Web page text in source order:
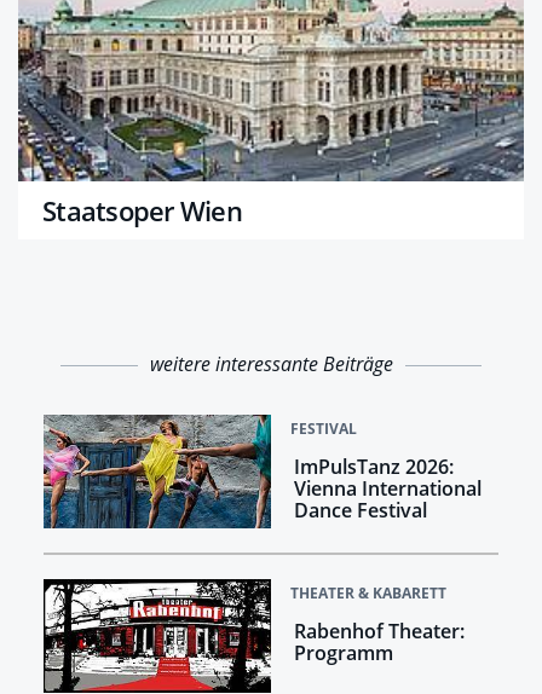
Staatsoper Wien
weitere interessante Beiträge
FESTIVAL
ImPulsTanz 2026:
Vienna International
Dance Festival
THEATER & KABARETT
Rabenhof Theater:
Programm